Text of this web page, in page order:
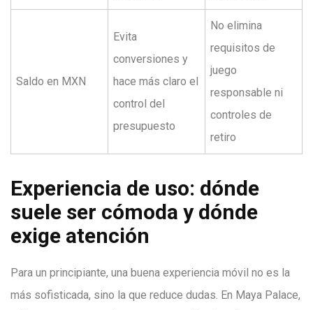
Saldo en MXN
Evita
conversiones y
hace más claro el
control del
presupuesto
No elimina
requisitos de
juego
responsable ni
controles de
retiro
Experiencia de uso: dónde
suele ser cómoda y dónde
exige atención
Para un principiante, una buena experiencia móvil no es la
más sofisticada, sino la que reduce dudas. En Maya Palace,